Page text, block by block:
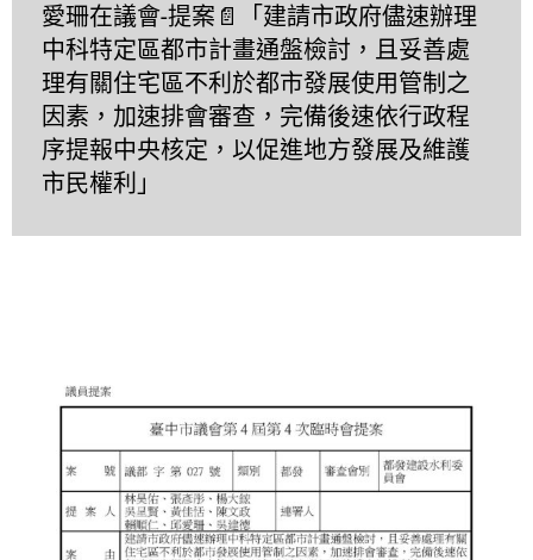
愛珊在議會-提案📄「建請市政府儘速辦理
中科特定區都市計畫通盤檢討，且妥善處
理有關住宅區不利於都市發展使用管制之
因素，加速排會審查，完備後速依行政程
序提報中央核定，以促進地方發展及維護
市民權利」